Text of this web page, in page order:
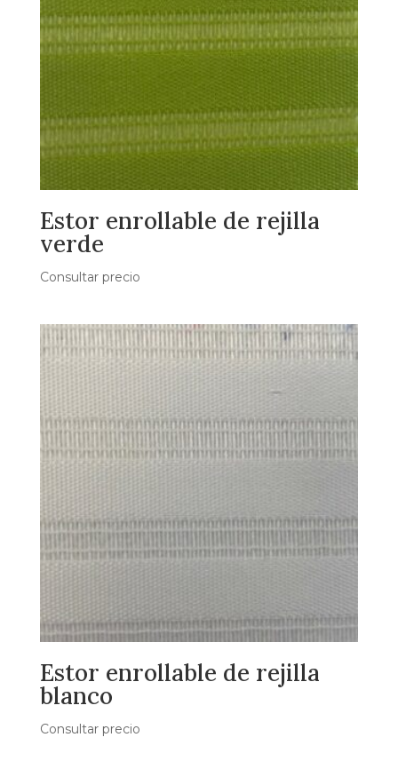
Estor enrollable de rejilla
verde
Consultar precio
Estor enrollable de rejilla
blanco
Consultar precio